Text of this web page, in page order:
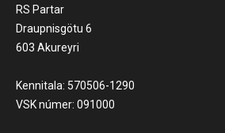
RS Partar
Draupnisgötu 6
603 Akureyri
Kennitala: 570506-1290
VSK númer: 091000